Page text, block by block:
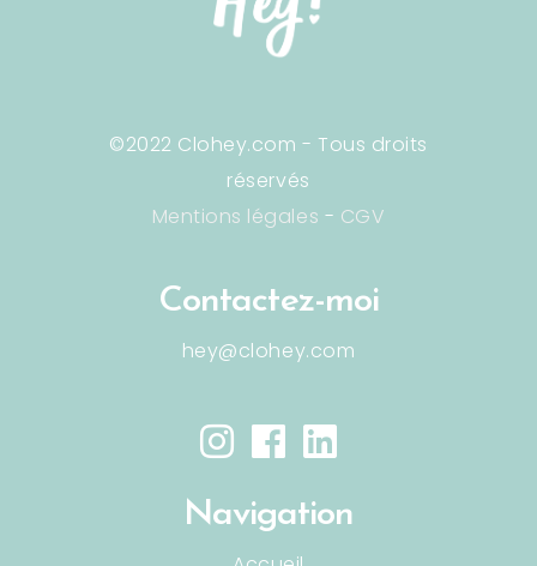
©2022 Clohey.com - Tous droits
réservés
Mentions légales - CGV
Contactez-moi
hey@clohey.com
Navigation